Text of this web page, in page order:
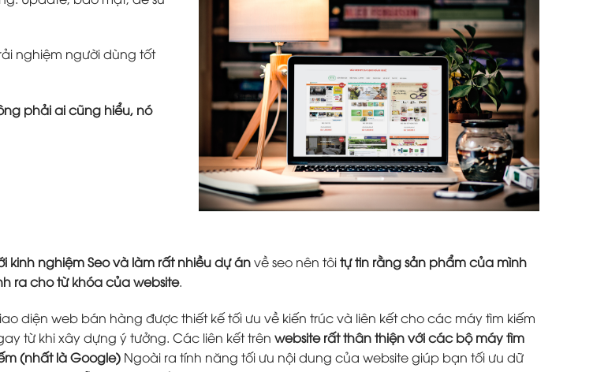
nghiệm người dùng tốt
phải ai cũng hiểu, nó
kinh nghiệm Seo và làm rất nhiều dự ánvề seo nên tôitự tin rằng sản phẩm của mình
ra cho từ khóa của website.
diện web bán hàng được thiết kế tối ưu về kiến trúc và liên kết cho các máy tìm kiếm
từ khi xây dựng ý tưởng. Các liên kết trên website rất thân thiện với các bộ máy tìm
(nhất là Google) Ngoài ra tính năng tối ưu nội dung của website giúp bạn tối ưu dữ